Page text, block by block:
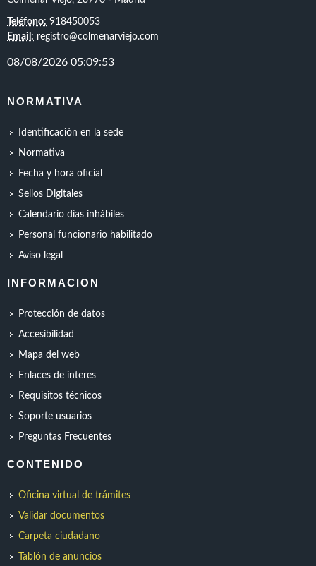
Teléfono: 918450053
Email: registro@colmenarviejo.com
NORMATIVA
Identificación en la sede
Normativa
Fecha y hora oficial
Sellos Digitales
Calendario días inhábiles
Personal funcionario habilitado
Aviso legal
INFORMACION
Protección de datos
Accesibilidad
Mapa del web
Enlaces de interes
Requisitos técnicos
Soporte usuarios
Preguntas Frecuentes
CONTENIDO
Oficina virtual de trámites
Validar documentos
Carpeta ciudadano
Tablón de anuncios